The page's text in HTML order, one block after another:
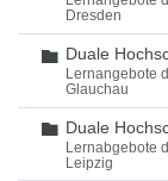
Dresden
Ordner
Duale
Lernangebote
Glauchau
Ordner
Duale
Lernabgebote
Leipzig